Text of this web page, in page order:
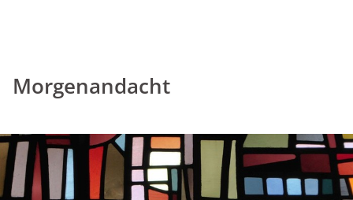
Morgenandacht